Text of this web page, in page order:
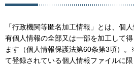
「行政機関等匿名加工情報」とは、個
有個人情報の全部又は一部を加工して
ます（個人情報保護法第60条第3項）
て登録されている個人情報ファイルに限